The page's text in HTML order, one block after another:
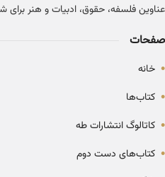
عناوین فلسفه، حقوق، ادبیات و هنر
صفحات
• خانه
• کتاب‌ها
• کاتالوگ انتشارات طه
• کتاب‌های دست دوم